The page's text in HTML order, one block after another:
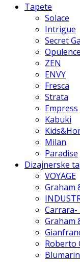
Tapete
Solace
Intrigue
Secret
Opulence
ZEN
ENVY
Fresca
Strata
Empress
Kabuki
Milan
Paradise
Dizajnerske
VOYAGE
Graham
Carrara-
Graham
Roberto